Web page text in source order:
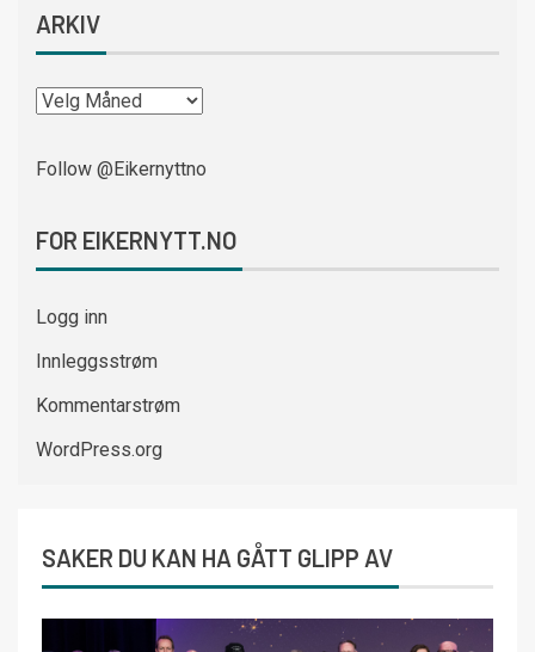
ARKIV
Follow @Eikernyttno
FOR EIKERNYTT.NO
Logg inn
Innleggsstrøm
Kommentarstrøm
WordPress.org
SAKER DU KAN HA GÅTT GLIPP AV